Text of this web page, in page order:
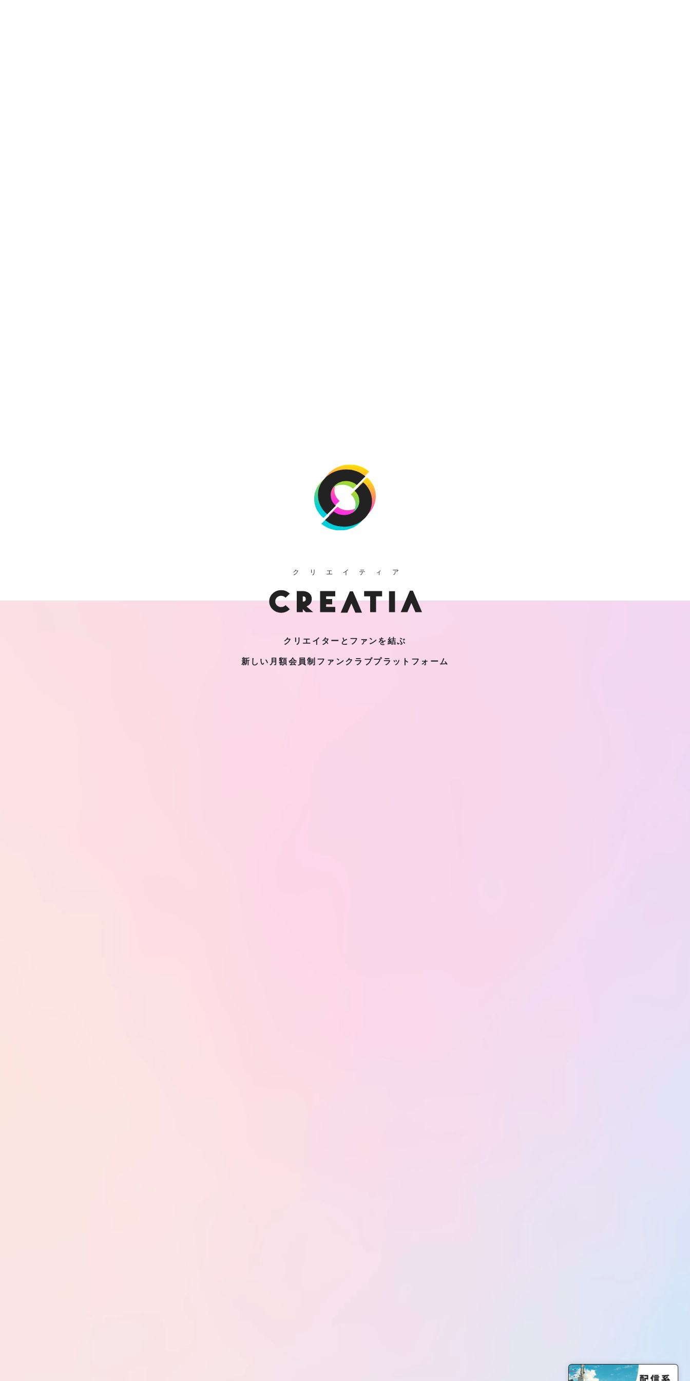
クリエイティア
クリエイターとファンを結ぶ
新しい月額会員制 ファンクラブプラットフォーム